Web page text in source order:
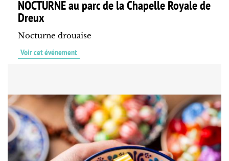
NOCTURNE au parc de la Chapelle Royale de
Dreux
Nocturne drouaise
Voir cet événement